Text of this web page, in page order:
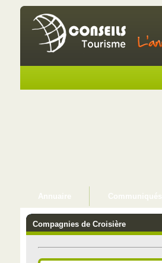
Annuaire Communiqués
Compagnies de Croisière